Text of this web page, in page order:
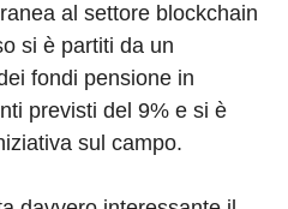
al settore blockchain
si è partiti da un
fondi pensione in
previsti del 9% e si è
sul campo.